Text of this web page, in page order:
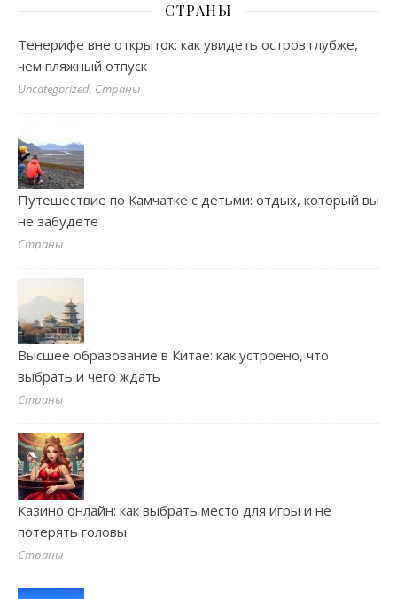
СТРАНЫ
Тенерифе вне открыток: как увидеть остров глубже,
чем пляжный отпуск
Uncategorized, Страны
Путешествие по Камчатке с детьми: отдых, который вы
не забудете
Страны
Высшее образование в Китае: как устроено, что
выбрать и чего ждать
Страны
Казино онлайн: как выбрать место для игры и не
потерять головы
Страны